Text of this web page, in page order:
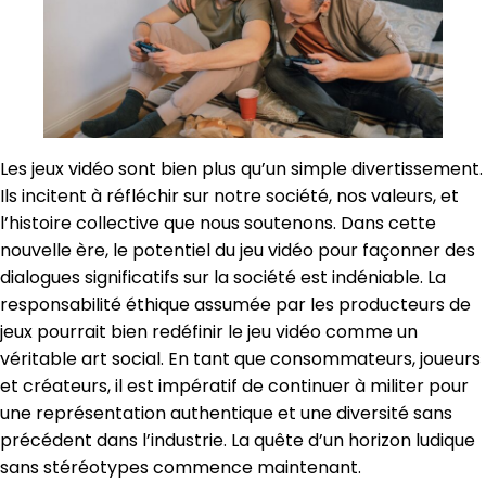
Les jeux vidéo sont bien plus qu’un simple divertissement.
Ils incitent à réfléchir sur notre société, nos valeurs, et
l’histoire collective que nous soutenons. Dans cette
nouvelle ère, le potentiel du jeu vidéo pour façonner des
dialogues significatifs sur la société est indéniable. La
responsabilité éthique assumée par les producteurs de
jeux pourrait bien redéfinir le jeu vidéo comme un
véritable art social. En tant que consommateurs, joueurs
et créateurs, il est impératif de continuer à militer pour
une représentation authentique et une diversité sans
précédent dans l’industrie. La quête d’un horizon ludique
sans stéréotypes commence maintenant.